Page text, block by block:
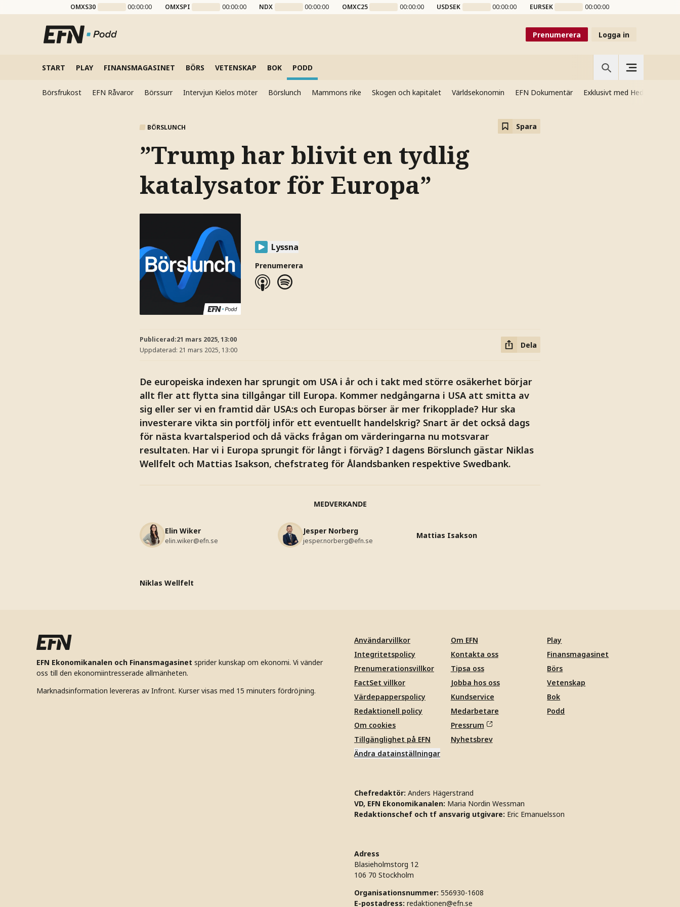
OMXS30 00:00:00 OMXSPI 00:00:00 NDX 00:00:00 OMXC25 00:00:00 USDSEK 00:00:00 EURSEK 00:00:00
Prenumerera Logga in
START PLAY FINANSMAGASINET BÖRS VETENSKAP BOK PODD
Börsfrukost EFN Råvaror Börssurr Intervjun Kielos möter Börslunch Mammons rike Skogen och kapitalet Världsekonomin EFN Dokumentär Exklusivt med Hedenmo
BÖRSLUNCH Spara
”Trump har blivit en tydlig
katalysator för Europa”
Lyssna
Prenumerera
Publicerad:21 mars 2025, 13:00
Uppdaterad: 21 mars 2025, 13:00
Dela
De europeiska indexen har sprungit om USA i år och i takt med större osäkerhet börjar
allt fler att flytta sina tillgångar till Europa. Kommer nedgångarna i USA att smitta av
sig eller ser vi en framtid där USA:s och Europas börser är mer frikopplade? Hur ska
investerare vikta sin portfölj inför ett eventuellt handelskrig? Snart är det också dags
för nästa kvartalsperiod och då väcks frågan om värderingarna nu motsvarar
resultaten. Har vi i Europa sprungit för långt i förväg? I dagens Börslunch gästar Niklas
Wellfelt och Mattias Isakson, chefstrateg för Ålandsbanken respektive Swedbank.
MEDVERKANDE
Elin Wiker
elin.wiker@efn.se
Jesper Norberg
jesper.norberg@efn.se
Mattias Isakson
Niklas Wellfelt
EFN Ekonomikanalen och Finansmagasinet sprider kunskap om ekonomi. Vi vänder
oss till den ekonomiintresserade allmänheten.
Marknadsinformation levereras av Infront. Kurser visas med 15 minuters fördröjning.
Användarvillkor
Integritetspolicy
Prenumerationsvillkor
FactSet villkor
Värdepapperspolicy
Redaktionell policy
Om cookies
Tillgänglighet på EFN
Ändra datainställningar
Om EFN
Kontakta oss
Tipsa oss
Jobba hos oss
Kundservice
Medarbetare
Pressrum
Nyhetsbrev
Play
Finansmagasinet
Börs
Vetenskap
Bok
Podd
Chefredaktör: Anders Hägerstrand
VD, EFN Ekonomikanalen: Maria Nordin Wessman
Redaktionschef och tf ansvarig utgivare: Eric Emanuelsson
Adress
Blasieholmstorg 12
106 70 Stockholm
Organisationsnummer: 556930-1608
E-postadress: redaktionen@efn.se